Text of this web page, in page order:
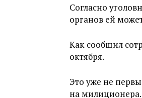
Согласно
органов ей
Как сообщил
октября.
Это уже не
на милиционера.